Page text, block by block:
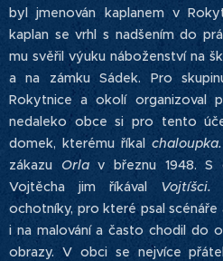
byl jmenován kaplanem v
kaplan se vrhl s nadšením do
mu svěřil výuku náboženství na
a na zámku Sádek. Pro
Rokytnice a okolí
nedaleko obce si pro tento
domek, kterému říkal chaloupka.
zákazu Orlav březnu 1948. S
Vojtěcha jim říkával
ochotníky, pro které psal scénáře
i na malování a často chodil do
obrazy. V obci se nejvíce